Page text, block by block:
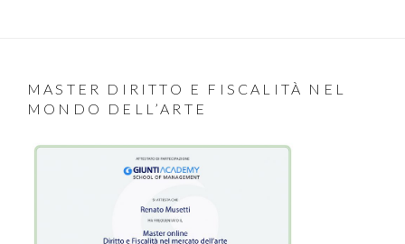
MASTER DIRITTO E FISCALITÀ NEL
MONDO DELL’ARTE